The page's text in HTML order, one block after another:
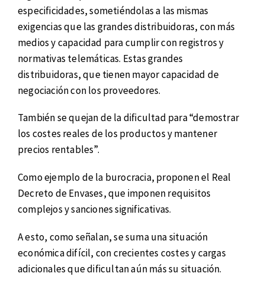
especificidades, sometiéndolas a las mismas
exigencias que las grandes distribuidoras, con más
medios y capacidad para cumplir con registros y
normativas telemáticas. Estas grandes
distribuidoras, que tienen mayor capacidad de
negociación con los proveedores.
También se quejan de la dificultad para “demostrar
los costes reales de los productos y mantener
precios rentables”.
Como ejemplo de la burocracia, proponen el Real
Decreto de Envases, que imponen requisitos
complejos y sanciones significativas.
A esto, como señalan, se suma una situación
económica difícil, con crecientes costes y cargas
adicionales que dificultan aún más su situación.